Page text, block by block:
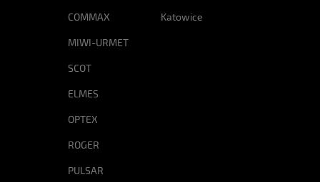
COMMAX
MIWI-URMET
SCOT
ELMES
OPTEX
ROGER
PULSAR
Katowice